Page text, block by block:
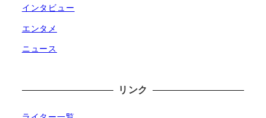
インタビュー
エンタメ
ニュース
リンク